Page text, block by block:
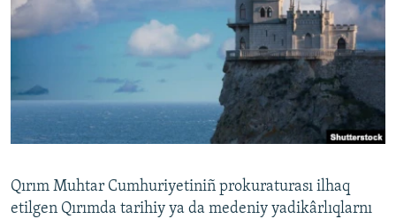
BLOGLAR
FİKİR
Русский
Qırım Muhtar Cumhuriyetiniñ prokuraturası ilhaq
etilgen Qırımda tarihiy ya da medeniy yadikârlıqlarnı